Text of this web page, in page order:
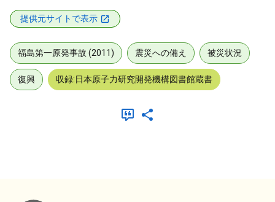
提供元サイトで表示
福島第一原発事故 (2011) 震災への備え 被災状況
復興 収録:日本原子力研究開発機構図書館蔵書